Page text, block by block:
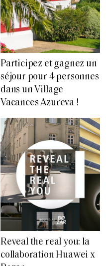
Participez et gagnez un
séjour pour 4 personnes
dans un Village
Vacances Azureva !
Reveal the real you: la
collaboration Huawei x